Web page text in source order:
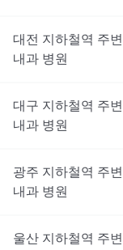
대전 지하철역 주변
내과 병원
대구 지하철역 주변
내과 병원
광주 지하철역 주변
내과 병원
울산 지하철역 주변